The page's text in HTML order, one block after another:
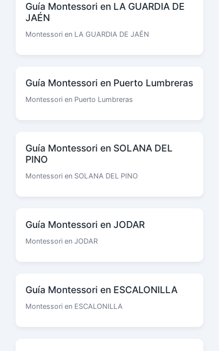
Guía Montessori en LA GUARDIA DE
JAÉN
Montessori en LA GUARDIA DE JAÉN
Guía Montessori en Puerto Lumbreras
Montessori en Puerto Lumbreras
Guía Montessori en SOLANA DEL
PINO
Montessori en SOLANA DEL PINO
Guía Montessori en JODAR
Montessori en JODAR
Guía Montessori en ESCALONILLA
Montessori en ESCALONILLA